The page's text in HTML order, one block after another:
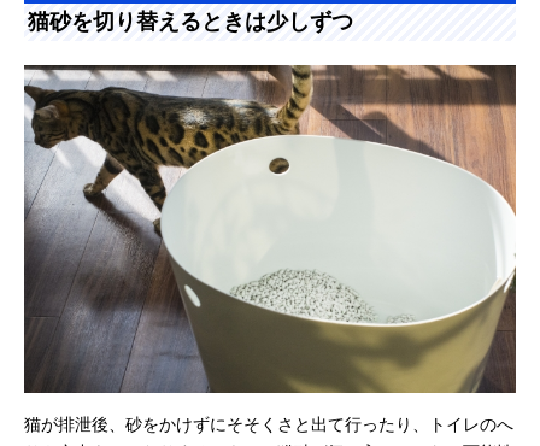
猫砂を切り替えるときは少しずつ
猫が排泄後、砂をかけずにそそくさと出て行ったり、トイレのへ